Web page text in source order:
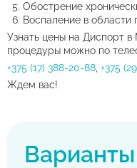
Обострение
Воспаление в области
Узнать цены на Диспорт в
процедуры можно по
+375 (17) 388-20-88 +375
Ждем вас!